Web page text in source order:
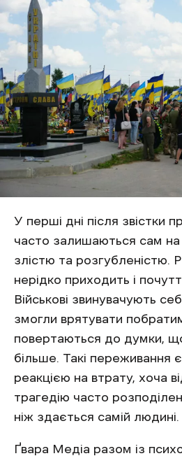
У перші дні після звістки
часто залишаються сам на
злістю та розгубленістю.
нерідко приходить і
Військові звинувачують
змогли врятувати
повертаються до думки,
більше. Такі переживання
реакцією на втрату, хоча
трагедію часто
ніж здається самій людині.
Ґвара Медіа разом із